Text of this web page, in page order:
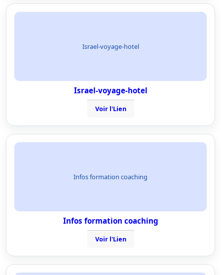
Israel-voyage-hotel
Israel-voyage-hotel
Voir l'Lien
Infos formation coaching
Infos formation coaching
Voir l'Lien